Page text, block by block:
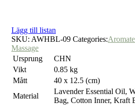
Lägg till listan
SKU: AWHBL-09 Categories:
Massage
Ursprung
CHN
Vikt
0.85 kg
Mått
40 x 12.5 (cm)
Material
Lavender Essential Oil,
Bag, Cotton Inner, Kraft